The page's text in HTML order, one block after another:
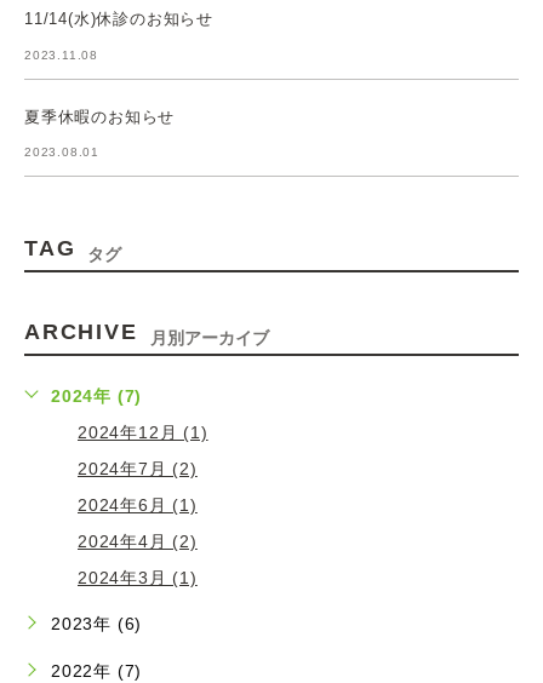
11/14(水)休診のお知らせ
2023.11.08
夏季休暇のお知らせ
2023.08.01
TAG タグ
ARCHIVE 月別アーカイブ
2024年 (7)
2024年12月 (1)
2024年7月 (2)
2024年6月 (1)
2024年4月 (2)
2024年3月 (1)
2023年 (6)
2022年 (7)